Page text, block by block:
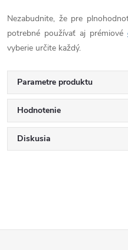
Nezabudnite, že pre
potrebné používať aj prémiové
vyberie určite každý.
Parametre produktu
Hodnotenie
Diskusia